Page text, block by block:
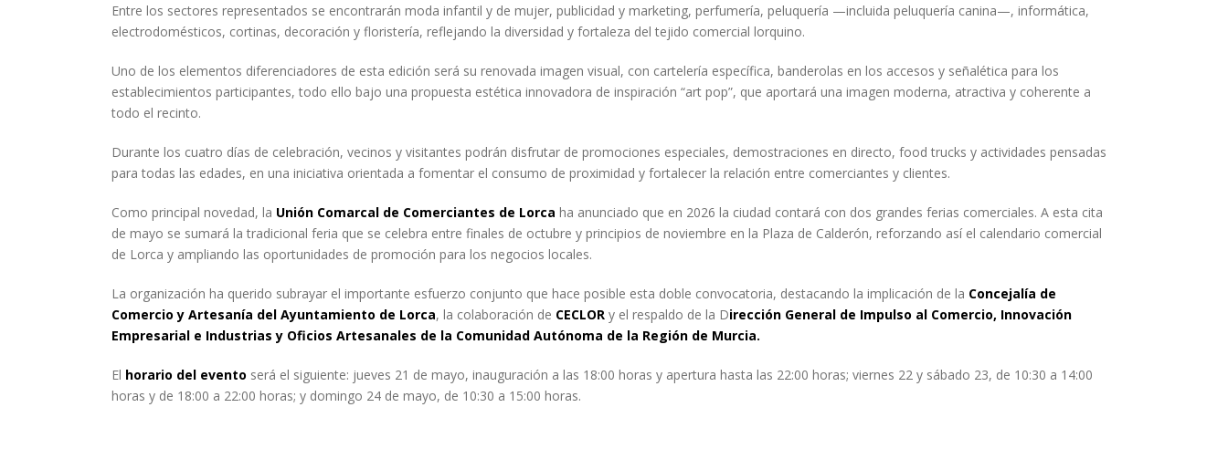
Entre los sectores representados se encontrarán moda infantil y de mujer, publicidad y marketing, perfumería, peluquería —incluida peluquería canina—, informática,
electrodomésticos, cortinas, decoración y floristería, reflejando la diversidad y fortaleza del tejido comercial lorquino.
Uno de los elementos diferenciadores de esta edición será su renovada imagen visual, con cartelería específica, banderolas en los accesos y señalética para los
establecimientos participantes, todo ello bajo una propuesta estética innovadora de inspiración “art pop”, que aportará una imagen moderna, atractiva y coherente a
todo el recinto.
Durante los cuatro días de celebración, vecinos y visitantes podrán disfrutar de promociones especiales, demostraciones en directo, food trucks y actividades pensadas
para todas las edades, en una iniciativa orientada a fomentar el consumo de proximidad y fortalecer la relación entre comerciantes y clientes.
Como principal novedad, la Unión Comarcal de Comerciantes de Lorca ha anunciado que en 2026 la ciudad contará con dos grandes ferias comerciales. A esta cita
de mayo se sumará la tradicional feria que se celebra entre finales de octubre y principios de noviembre en la Plaza de Calderón, reforzando así el calendario comercial
de Lorca y ampliando las oportunidades de promoción para los negocios locales.
La organización ha querido subrayar el importante esfuerzo conjunto que hace posible esta doble convocatoria, destacando la implicación de la Concejalía de
Comercio y Artesanía del Ayuntamiento de Lorca, la colaboración de CECLOR y el respaldo de la Dirección General de Impulso al Comercio, Innovación
Empresarial e Industrias y Oficios Artesanales de la Comunidad Autónoma de la Región de Murcia.
El horario del evento será el siguiente: jueves 21 de mayo, inauguración a las 18:00 horas y apertura hasta las 22:00 horas; viernes 22 y sábado 23, de 10:30 a 14:00
horas y de 18:00 a 22:00 horas; y domingo 24 de mayo, de 10:30 a 15:00 horas.